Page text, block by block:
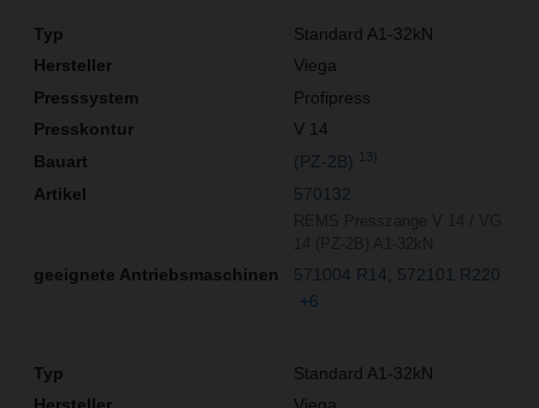
Standard A1-32kN
Viega
Profipress
V 14
(PZ-2B)
13)
570132
571004 R14
572101 R220
+6
Standard A1-32kN